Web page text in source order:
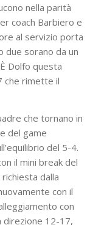
nella parità
coach Barbiero e
al servizio porta
due sorano da un
Dolfo questa
che rimette il
che tornano in
del game
del 5-4.
il mini break del
dalla
con il
con
direzione 12-17,